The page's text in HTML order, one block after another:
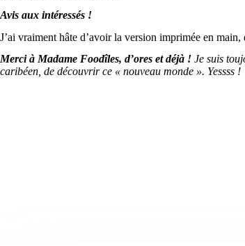
Avis aux intéressés !
J’ai vraiment hâte d’avoir la version imprimée en
Merci à Madame Foodîles, d’ores et déjà ! Je suis
caribéen, de découvrir ce « nouveau monde ». Yessss !